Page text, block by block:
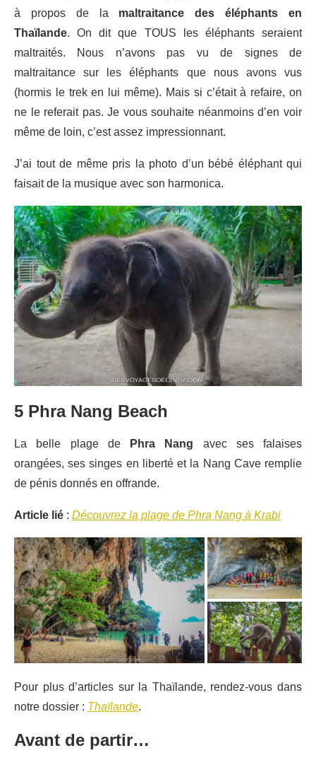
à propos de la maltraitance des éléphants en
Thaïlande. On dit que TOUS les éléphants seraient
maltraités. Nous n’avons pas vu de signes de
maltraitance sur les éléphants que nous avons vus
(hormis le trek en lui même). Mais si c’était à refaire, on
ne le referait pas. Je vous souhaite néanmoins d’en voir
même de loin, c’est assez impressionnant.
J’ai tout de même pris la photo d’un bébé éléphant qui
faisait de la musique avec son harmonica.
5 Phra Nang Beach
La belle plage de Phra Nang avec ses falaises
orangées, ses singes en liberté et la Nang Cave remplie
de pénis donnés en offrande.
Article lié : Découvrez la plage de Phra Nang à Krabi
Pour plus d’articles sur la Thaïlande, rendez-vous dans
notre dossier : Thaïlande.
Avant de partir…